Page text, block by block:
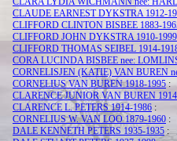
CLAUDE EARNEST DYKSTRA 1912-
CLIFFORD CLINTON BISBEE 1883-
CLIFFORD JOHN DYKSTRA 1910-1999
CLIFFORD THOMAS SEIBEL 1914-
CORA LUCINDA BISBEE nee:
CORNELISJEN (KATIE) VAN BUREN
CORNELIUS VAN BUREN 1918-1995:
CLARENCE JUNIOR VAN BUREN
CLARENCE L. PETERS 1914-1986 :
CORNELIUS W. VAN LOO 1879-1960 :
DALE KENNETH PETERS 1935-1935 :